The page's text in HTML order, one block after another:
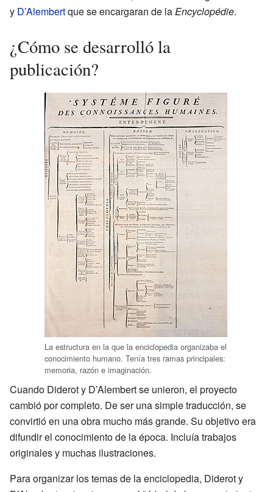
y D’Alembertque se encargaran de laEncyclopédie.
¿Cómo se desarrolló la
publicación?
La estructura en la que la enciclopedia organizaba el
conocimiento humano. Tenía tres ramas principales:
memoria, razón e imaginación.
Cuando Diderot y D’Alembert se unieron, el proyecto
cambió por completo. De ser una simple traducción, se
convirtió en una obra mucho más grande. Su objetivo era
difundir el conocimiento de la época. Incluía trabajos
originales y muchas ilustraciones.
Para organizar los temas de la enciclopedia, Diderot y